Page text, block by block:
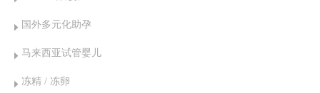
国外多元化助孕
马来西亚试管婴儿
冻精 / 冻卵